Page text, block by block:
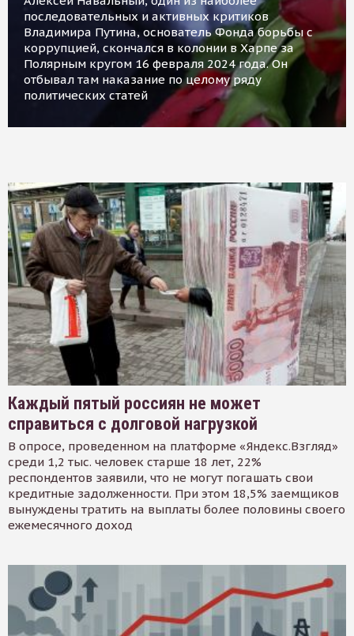
последовательных и активных критиков
Владимира Путина, основатель Фонда борьбы с
коррупцией, скончался в колонии в Харпе за
Полярным кругом 16 февраля 2024 года. Он
отбывал там наказание по целому ряду
политических статей
Каждый пятый россиян не может
справиться с долговой нагрузкой
В опросе, проведенном на платформе «Яндекс.Взгляд»
среди 1,2 тыс. человек старше 18 лет, 22%
респондентов заявили, что не могут погашать свои
кредитные задолженности. При этом 18,5% заемщиков
вынуждены тратить на выплаты более половины своего
ежемесячного доход